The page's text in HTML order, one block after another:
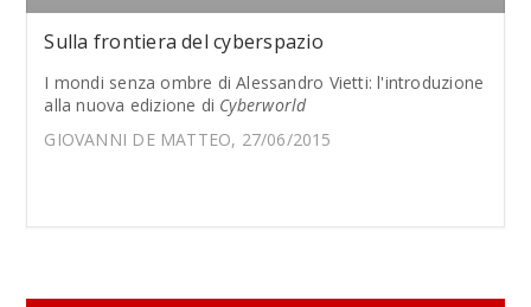
Sulla frontiera del cyberspazio
I mondi senza ombre di Alessandro Vietti: l'introduzione
alla nuova edizione di Cyberworld
GIOVANNI DE MATTEO, 27/06/2015